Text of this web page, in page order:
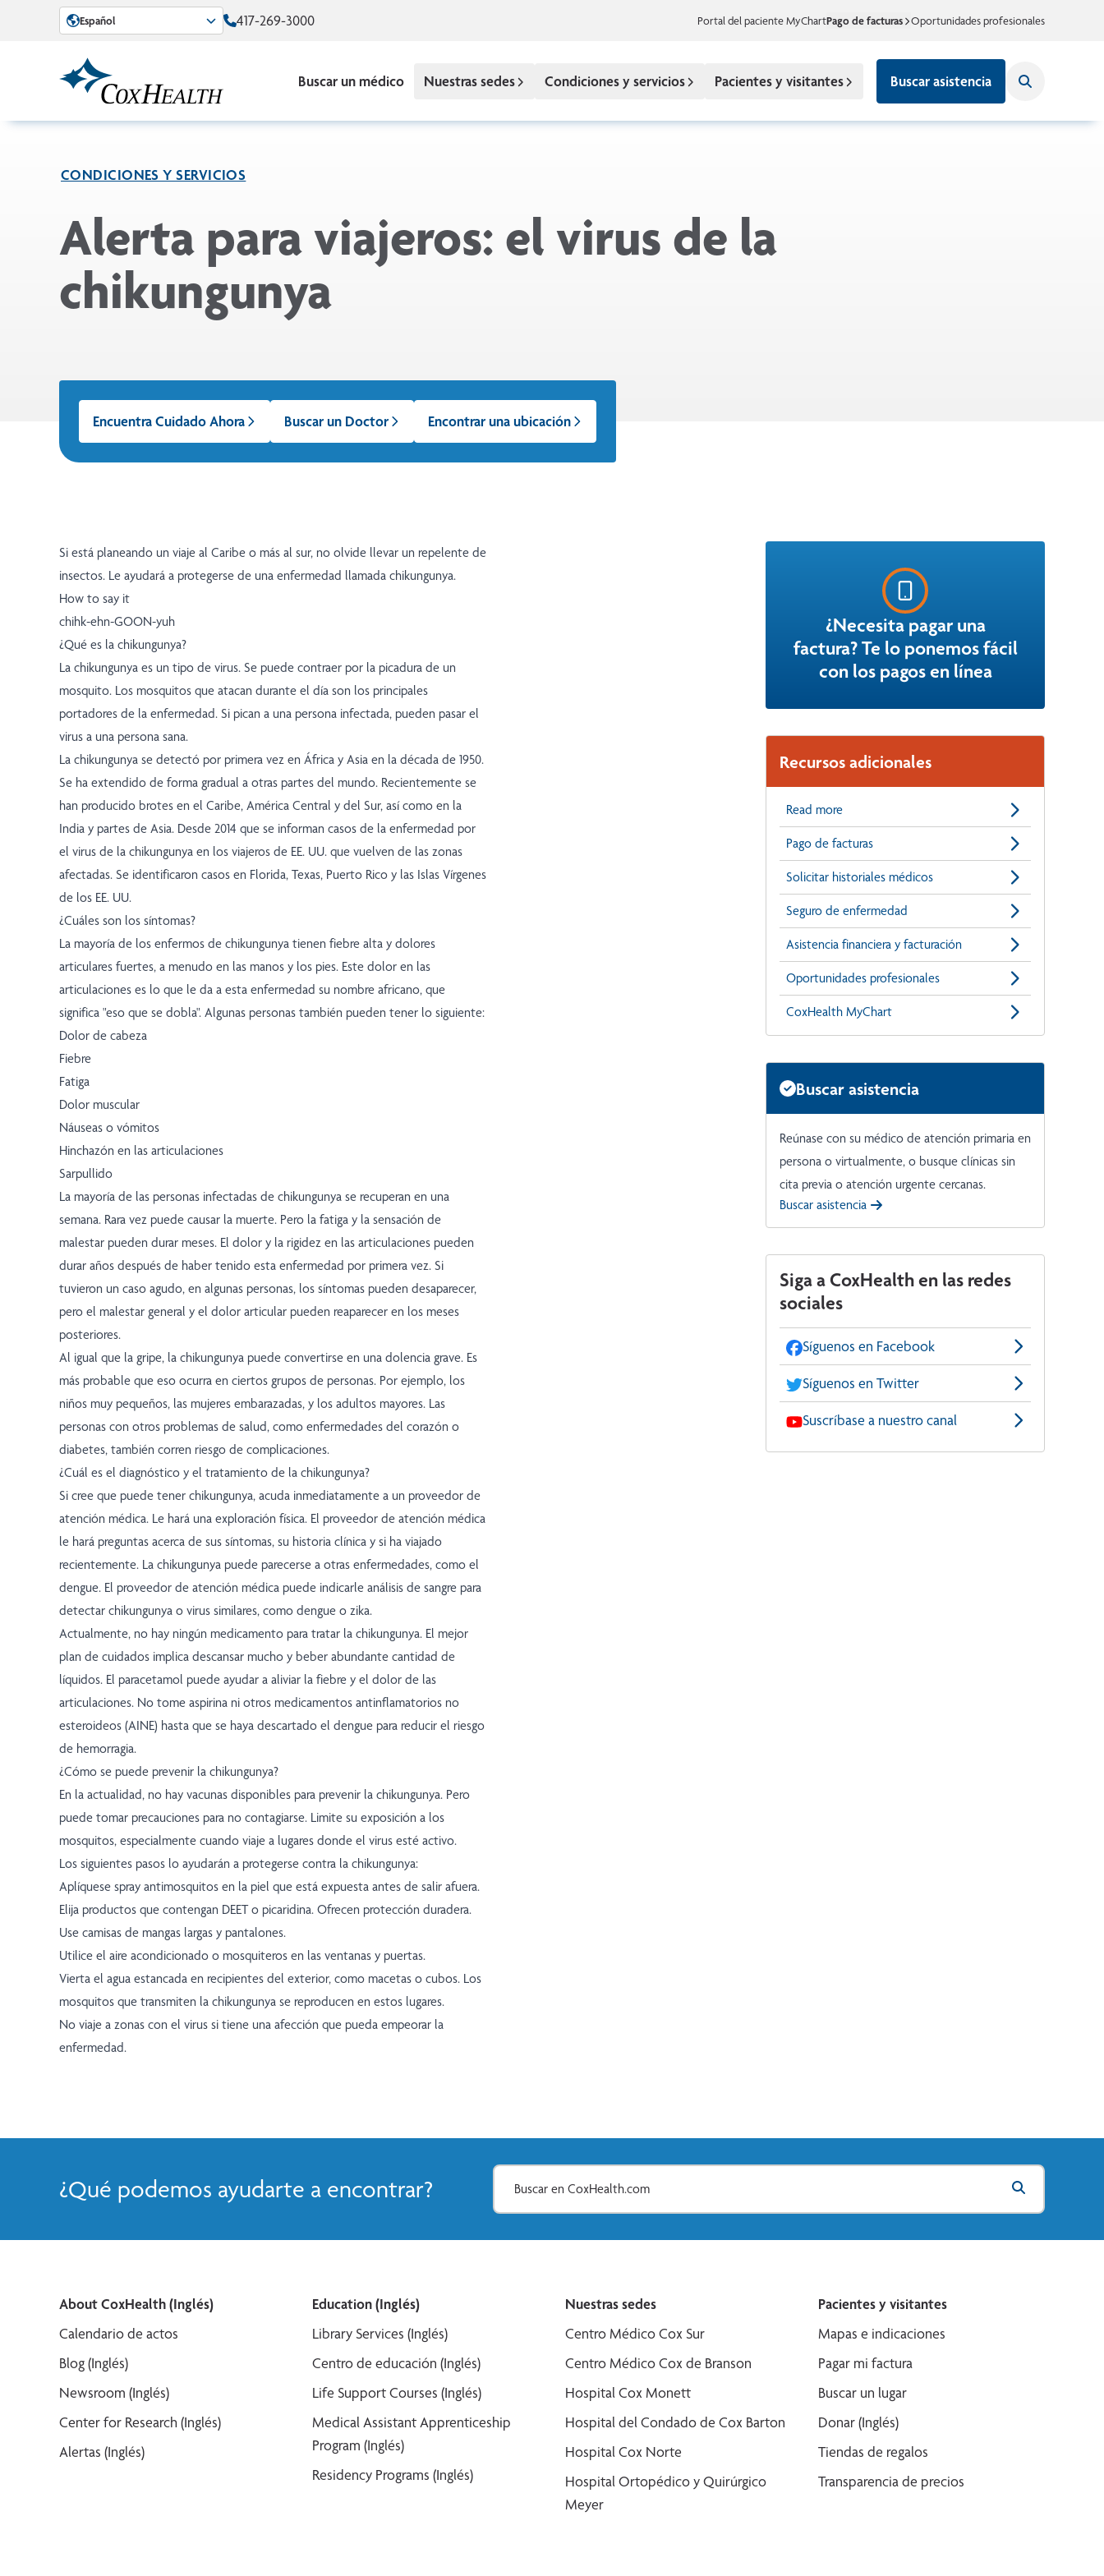
Skip to Main Content
Español 417-269-3000 Portal del paciente MyChartPago de facturas Oportunidades profesionales
Buscar un médico Nuestras sedes Condiciones y servicios Pacientes y visitantes Buscar asistencia
CONDICIONES Y SERVICIOS
Alerta para viajeros: el virus de la
chikungunya
Encuentra Cuidado Ahora Buscar un Doctor Encontrar una ubicación
Si está planeando un viaje al Caribe o más al sur, no olvide llevar un repelente de
insectos. Le ayudará a protegerse de una enfermedad llamada chikungunya.
How to say it
chihk-ehn-GOON-yuh
¿Qué es la chikungunya?
La chikungunya es un tipo de virus. Se puede contraer por la picadura de un
mosquito. Los mosquitos que atacan durante el día son los principales
portadores de la enfermedad. Si pican a una persona infectada, pueden pasar el
virus a una persona sana.
La chikungunya se detectó por primera vez en África y Asia en la década de 1950.
Se ha extendido de forma gradual a otras partes del mundo. Recientemente se
han producido brotes en el Caribe, América Central y del Sur, así como en la
India y partes de Asia. Desde 2014 que se informan casos de la enfermedad por
el virus de la chikungunya en los viajeros de EE. UU. que vuelven de las zonas
afectadas. Se identificaron casos en Florida, Texas, Puerto Rico y las Islas Vírgenes
de los EE. UU.
¿Cuáles son los síntomas?
La mayoría de los enfermos de chikungunya tienen fiebre alta y dolores
articulares fuertes, a menudo en las manos y los pies. Este dolor en las
articulaciones es lo que le da a esta enfermedad su nombre africano, que
significa "eso que se dobla". Algunas personas también pueden tener lo siguiente:
Dolor de cabeza
Fiebre
Fatiga
Dolor muscular
Náuseas o vómitos
Hinchazón en las articulaciones
Sarpullido
La mayoría de las personas infectadas de chikungunya se recuperan en una
semana. Rara vez puede causar la muerte. Pero la fatiga y la sensación de
malestar pueden durar meses. El dolor y la rigidez en las articulaciones pueden
durar años después de haber tenido esta enfermedad por primera vez. Si
tuvieron un caso agudo, en algunas personas, los síntomas pueden desaparecer,
pero el malestar general y el dolor articular pueden reaparecer en los meses
posteriores.
Al igual que la gripe, la chikungunya puede convertirse en una dolencia grave. Es
más probable que eso ocurra en ciertos grupos de personas. Por ejemplo, los
niños muy pequeños, las mujeres embarazadas, y los adultos mayores. Las
personas con otros problemas de salud, como enfermedades del corazón o
diabetes, también corren riesgo de complicaciones.
¿Cuál es el diagnóstico y el tratamiento de la chikungunya?
Si cree que puede tener chikungunya, acuda inmediatamente a un proveedor de
atención médica. Le hará una exploración física. El proveedor de atención médica
le hará preguntas acerca de sus síntomas, su historia clínica y si ha viajado
recientemente. La chikungunya puede parecerse a otras enfermedades, como el
dengue. El proveedor de atención médica puede indicarle análisis de sangre para
detectar chikungunya o virus similares, como dengue o zika.
Actualmente, no hay ningún medicamento para tratar la chikungunya. El mejor
plan de cuidados implica descansar mucho y beber abundante cantidad de
líquidos. El paracetamol puede ayudar a aliviar la fiebre y el dolor de las
articulaciones. No tome aspirina ni otros medicamentos antinflamatorios no
esteroideos (AINE) hasta que se haya descartado el dengue para reducir el riesgo
de hemorragia.
¿Cómo se puede prevenir la chikungunya?
En la actualidad, no hay vacunas disponibles para prevenir la chikungunya. Pero
puede tomar precauciones para no contagiarse. Limite su exposición a los
mosquitos, especialmente cuando viaje a lugares donde el virus esté activo.
Los siguientes pasos lo ayudarán a protegerse contra la chikungunya:
Aplíquese spray antimosquitos en la piel que está expuesta antes de salir afuera.
Elija productos que contengan DEET o picaridina. Ofrecen protección duradera.
Use camisas de mangas largas y pantalones.
Utilice el aire acondicionado o mosquiteros en las ventanas y puertas.
Vierta el agua estancada en recipientes del exterior, como macetas o cubos. Los
mosquitos que transmiten la chikungunya se reproducen en estos lugares.
No viaje a zonas con el virus si tiene una afección que pueda empeorar la
enfermedad.
¿Necesita pagar una
factura? Te lo ponemos fácil
con los pagos en línea
Recursos adicionales
Read more
Pago de facturas
Solicitar historiales médicos
Seguro de enfermedad
Asistencia financiera y facturación
Oportunidades profesionales
CoxHealth MyChart
Buscar asistencia
Reúnase con su médico de atención primaria en
persona o virtualmente, o busque clínicas sin
cita previa o atención urgente cercanas.
Buscar asistencia
Siga a CoxHealth en las redes
sociales
Síguenos en Facebook
Síguenos en Twitter
Suscríbase a nuestro canal
¿Qué podemos ayudarte a encontrar?
About CoxHealth (Inglés)
Calendario de actos
Blog (Inglés)
Newsroom (Inglés)
Center for Research (Inglés)
Alertas (Inglés)
Education (Inglés)
Library Services (Inglés)
Centro de educación (Inglés)
Life Support Courses (Inglés)
Medical Assistant Apprenticeship
Program (Inglés)
Residency Programs (Inglés)
Nuestras sedes
Centro Médico Cox Sur
Centro Médico Cox de Branson
Hospital Cox Monett
Hospital del Condado de Cox Barton
Hospital Cox Norte
Hospital Ortopédico y Quirúrgico
Meyer
Pacientes y visitantes
Mapas e indicaciones
Pagar mi factura
Buscar un lugar
Donar (Inglés)
Tiendas de regalos
Transparencia de precios